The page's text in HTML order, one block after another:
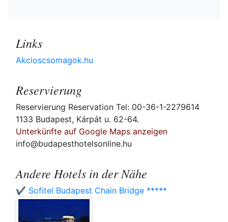
Links
Akcioscsomagok.hu
Reservierung
Reservierung Reservation Tel: 00-36-1-2279614
1133 Budapest, Kárpát u. 62-64.
Unterkünfte auf Google Maps anzeigen
info@budapesthotelsonline.hu
Andere Hotels in der Nähe
✔️ Sofitel Budapest Chain Bridge *****